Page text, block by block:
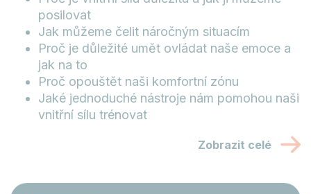
posilovat
Jak můžeme čelit náročným situacím
Proč je důležité umět ovládat naše emoce a
jak na to
Proč opouštět naši komfortní zónu
Jaké jednoduché nástroje nám pomohou naši
vnitřní sílu trénovat
Zobrazit celé